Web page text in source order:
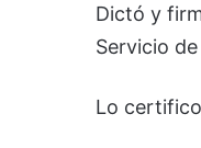
Dictó y
Servicio
Lo